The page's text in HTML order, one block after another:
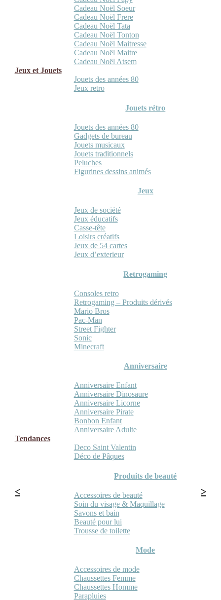
Cadeau Noël Soeur
Cadeau Noël Frere
Cadeau Noël Tata
Cadeau Noël Tonton
Cadeau Noël Maitresse
Cadeau Noël Maitre
Cadeau Noël Atsem
Jeux et Jouets
Jouets des années 80
Jeux retro
Jouets rétro
Jouets des années 80
Gadgets de bureau
Jouets musicaux
Jouets traditionnels
Peluches
Figurines dessins animés
Jeux
Jeux de société
Jeux éducatifs
Casse-tête
Loisirs créatifs
Jeux de 54 cartes
Jeux d’exterieur
Retrogaming
Consoles retro
Retrogaming – Produits dérivés
Mario Bros
Pac-Man
Street Fighter
Sonic
Minecraft
Anniversaire
Anniversaire Enfant
Anniversaire Dinosaure
Anniversaire Licorne
Anniversaire Pirate
Bonbon Enfant
Anniversaire Adulte
Tendances
Deco Saint Valentin
Déco de Pâques
Produits de beauté
Accessoires de beauté
Soin du visage & Maquillage
Savons et bain
Beauté pour lui
Trousse de toilette
Mode
Accessoires de mode
Chaussettes Femme
Chaussettes Homme
Parapluies